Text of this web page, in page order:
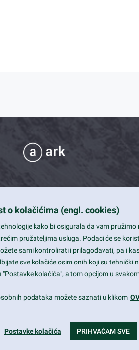
o kolačićima (engl. cookies)
kako bi osigurala da vam
pružateljima usluga. Podaci će se
sami kontrolirati i prilagođavati, pa i
sve kolačiće osim onih koji su tehnički
kolačića", a tom opcijom u
podataka možete saznati u klikom
Postavke kolačića PRIHVAĆAM SVE